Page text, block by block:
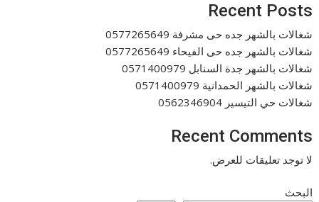
Recent Posts
شغالات بالشهر جده حى مشرفة 0577265649
شغالات بالشهر جده حى الفيحاء 0577265649
شغالات بالشهر جدة السنابل 0571400979
شغالات بالشهر الحمدانية 0571400979
شغالات حي التيسير 0562346904
Recent Comments
لا توجد تعليقات للعرض.
البحث